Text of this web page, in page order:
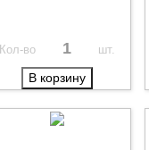
Кол-во шт.
В корзину